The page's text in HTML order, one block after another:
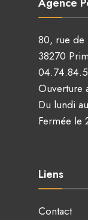
80, rue de
38270
Ouverture
Du lundi
Fermée le
Liens
Contact